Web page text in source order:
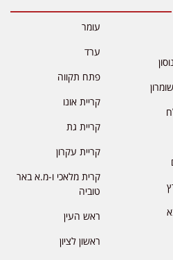
עומר
ערד
פתח תקווה
קריית אונו
קריית גת
קריית עקרון
קרית מלאכי ו-מ.א באר
טוביה
ראש העין
ראשון לציון